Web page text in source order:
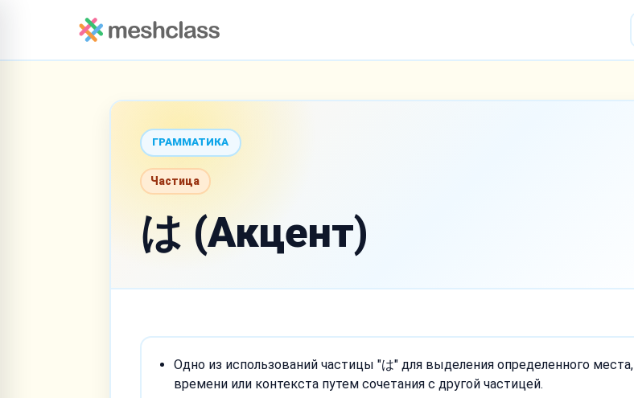
ГРАММАТИКА
Частица
は (Акцент)
Одно из использований частицы "は" для выделения определенного места,
времени или контекста путем сочетания с другой частицей.